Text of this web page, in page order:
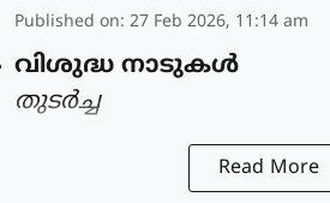
Published on: 27 Feb 2026, 11:14 am
വിശുദ്ധ നാടുകൾ
തുടർച്ച
Read More